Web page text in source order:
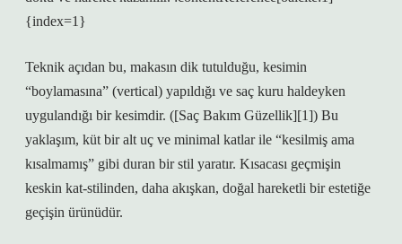
{index=1}
Teknik açıdan bu, makasın dik tutulduğu, kesimin
“boylamasına” (vertical) yapıldığı ve saç kuru haldeyken
uygulandığı bir kesimdir. ([Saç Bakım Güzellik][1]) Bu
yaklaşım, küt bir alt uç ve minimal katlar ile “kesilmiş ama
kısalmamış” gibi duran bir stil yaratır. Kısacası geçmişin
keskin kat‑stilinden, daha akışkan, doğal hareketli bir estetiğe
geçişin ürünüdür.